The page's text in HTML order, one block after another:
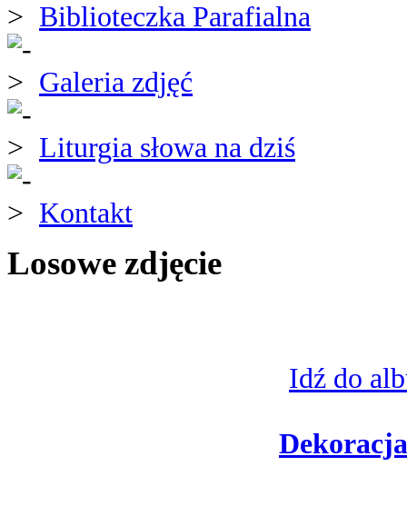
Biblioteczka Parafialna
Galeria zdjęć
Liturgia słowa na dziś
Kontakt
Losowe zdjęcie
Idź do